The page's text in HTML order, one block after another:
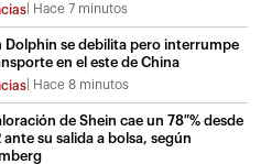
Hace 7 minutos
Hace 8 minutos
Dolphin se debilita pero interrumpe
en el este de China
de Shein cae un 78 % desde
ante su salida a bolsa, según